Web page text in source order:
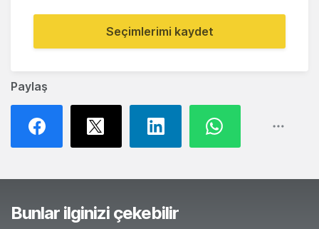
Paylaş
Seçimlerimi kaydet
Bunlar ilginizi çekebilir